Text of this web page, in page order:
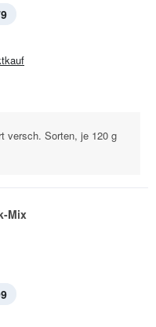
versch. Sorten, je 120 g
Mix